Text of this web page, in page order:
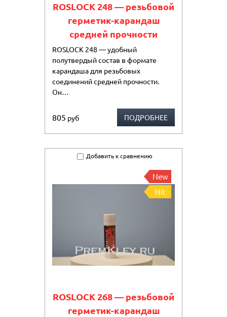
ROSLOCK 248 — резьбовой
герметик-карандаш
средней прочности
ROSLOCK 248 — удобный
полутвердый состав в формате
карандаша для резьбовых
соединений средней прочности.
Он…
805 руб ПОДРОБНЕЕ
Добавить к сравнению
New
Hit
ROSLOCK 268 — резьбовой
герметик-карандаш